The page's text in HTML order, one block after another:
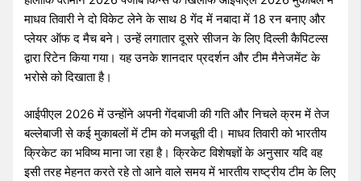
माधव तिवारी ने दो विकेट लेने के साथ 8 गेंद में नबादा में 18 रन बनाए और
प्लेयर ऑफ द मैच बने। उन्हें लगातार दूसरे सीजन के लिए दिल्ली कैपिटल्स
द्वारा रिटेन किया गया। यह उनके शानदार प्रदर्शन और टीम मैनेजमेंट के
भरोसे को दिखाता है।
आईपीएल 2026 में उन्होंने अपनी गेंदबाजी की गति और निचले क्रम में तेज
बल्लेबाजी से कई मुकाबलों में टीम को मजबूती दी। माधव तिवारी को भारतीय
क्रिकेट का भविष्य माना जा रहा है। क्रिकेट विशेषज्ञों के अनुसार यदि वह
इसी तरह मेहनत करते रहे तो आने वाले समय में भारतीय राष्ट्रीय टीम के लिए